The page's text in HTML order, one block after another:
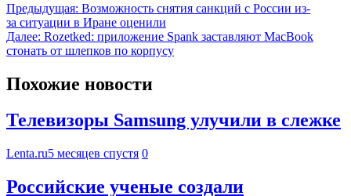
Предыдущая: Возможность снятия санкций с России из-
за ситуации в Иране оценили
Далее: Rozetked: приложение Spank заставляют MacBook
стонать от шлепков по корпусу
Похожие новости
Телевизоры Samsung улучили в слежке
Lenta.ru5 месяцев спустя 0
Российские ученые создали